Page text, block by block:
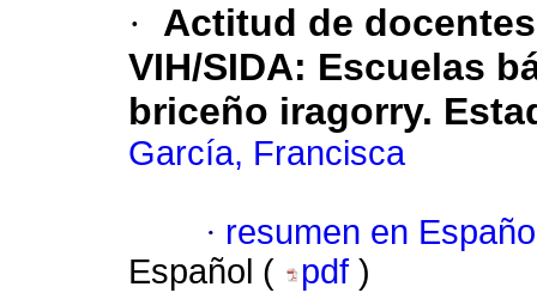
·
Actitud de
VIH/SIDA: Escuelas
briceño iragorry.
García, Francisca
· resumen en
Español (
pdf )